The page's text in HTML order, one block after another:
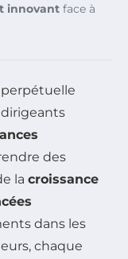
innovant face à
des
la croissance
dans les
chaque